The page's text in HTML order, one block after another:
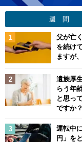
週 間
父が亡
を続け
ますが
遺族厚
らう年
と思っ
ですか？
運転中
円」を